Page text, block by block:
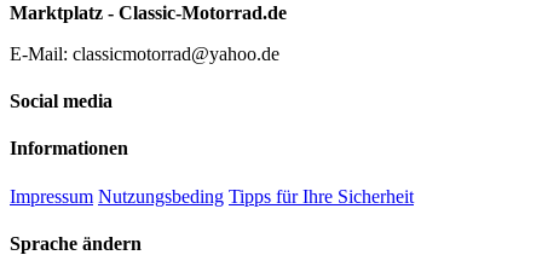
Marktplatz - Classic-Motorrad.de
E-Mail: classicmotorrad@yahoo.de
Social media
Informationen
Impressum Nutzungsbeding Tipps für Ihre Sicherheit
Sprache ändern